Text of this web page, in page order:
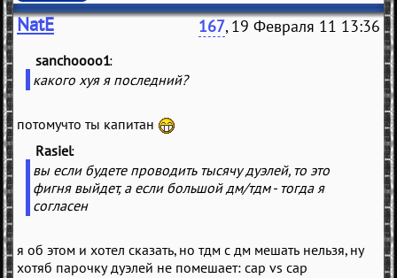
NatE 167, 19 Февраля 11 13:36
sanchoooo1
какого хуя я последний?
потомучто ты капитан
Rasiel
вы если будете проводить тысячу дуэлей, то это
фигня выйдет, а если большой дм/тдм - тогда я
согласен
я об этом и хотел сказать, но тдм с дм мешать нельзя, ну
хотяб парочку дуэлей не помешает: cap vs cap